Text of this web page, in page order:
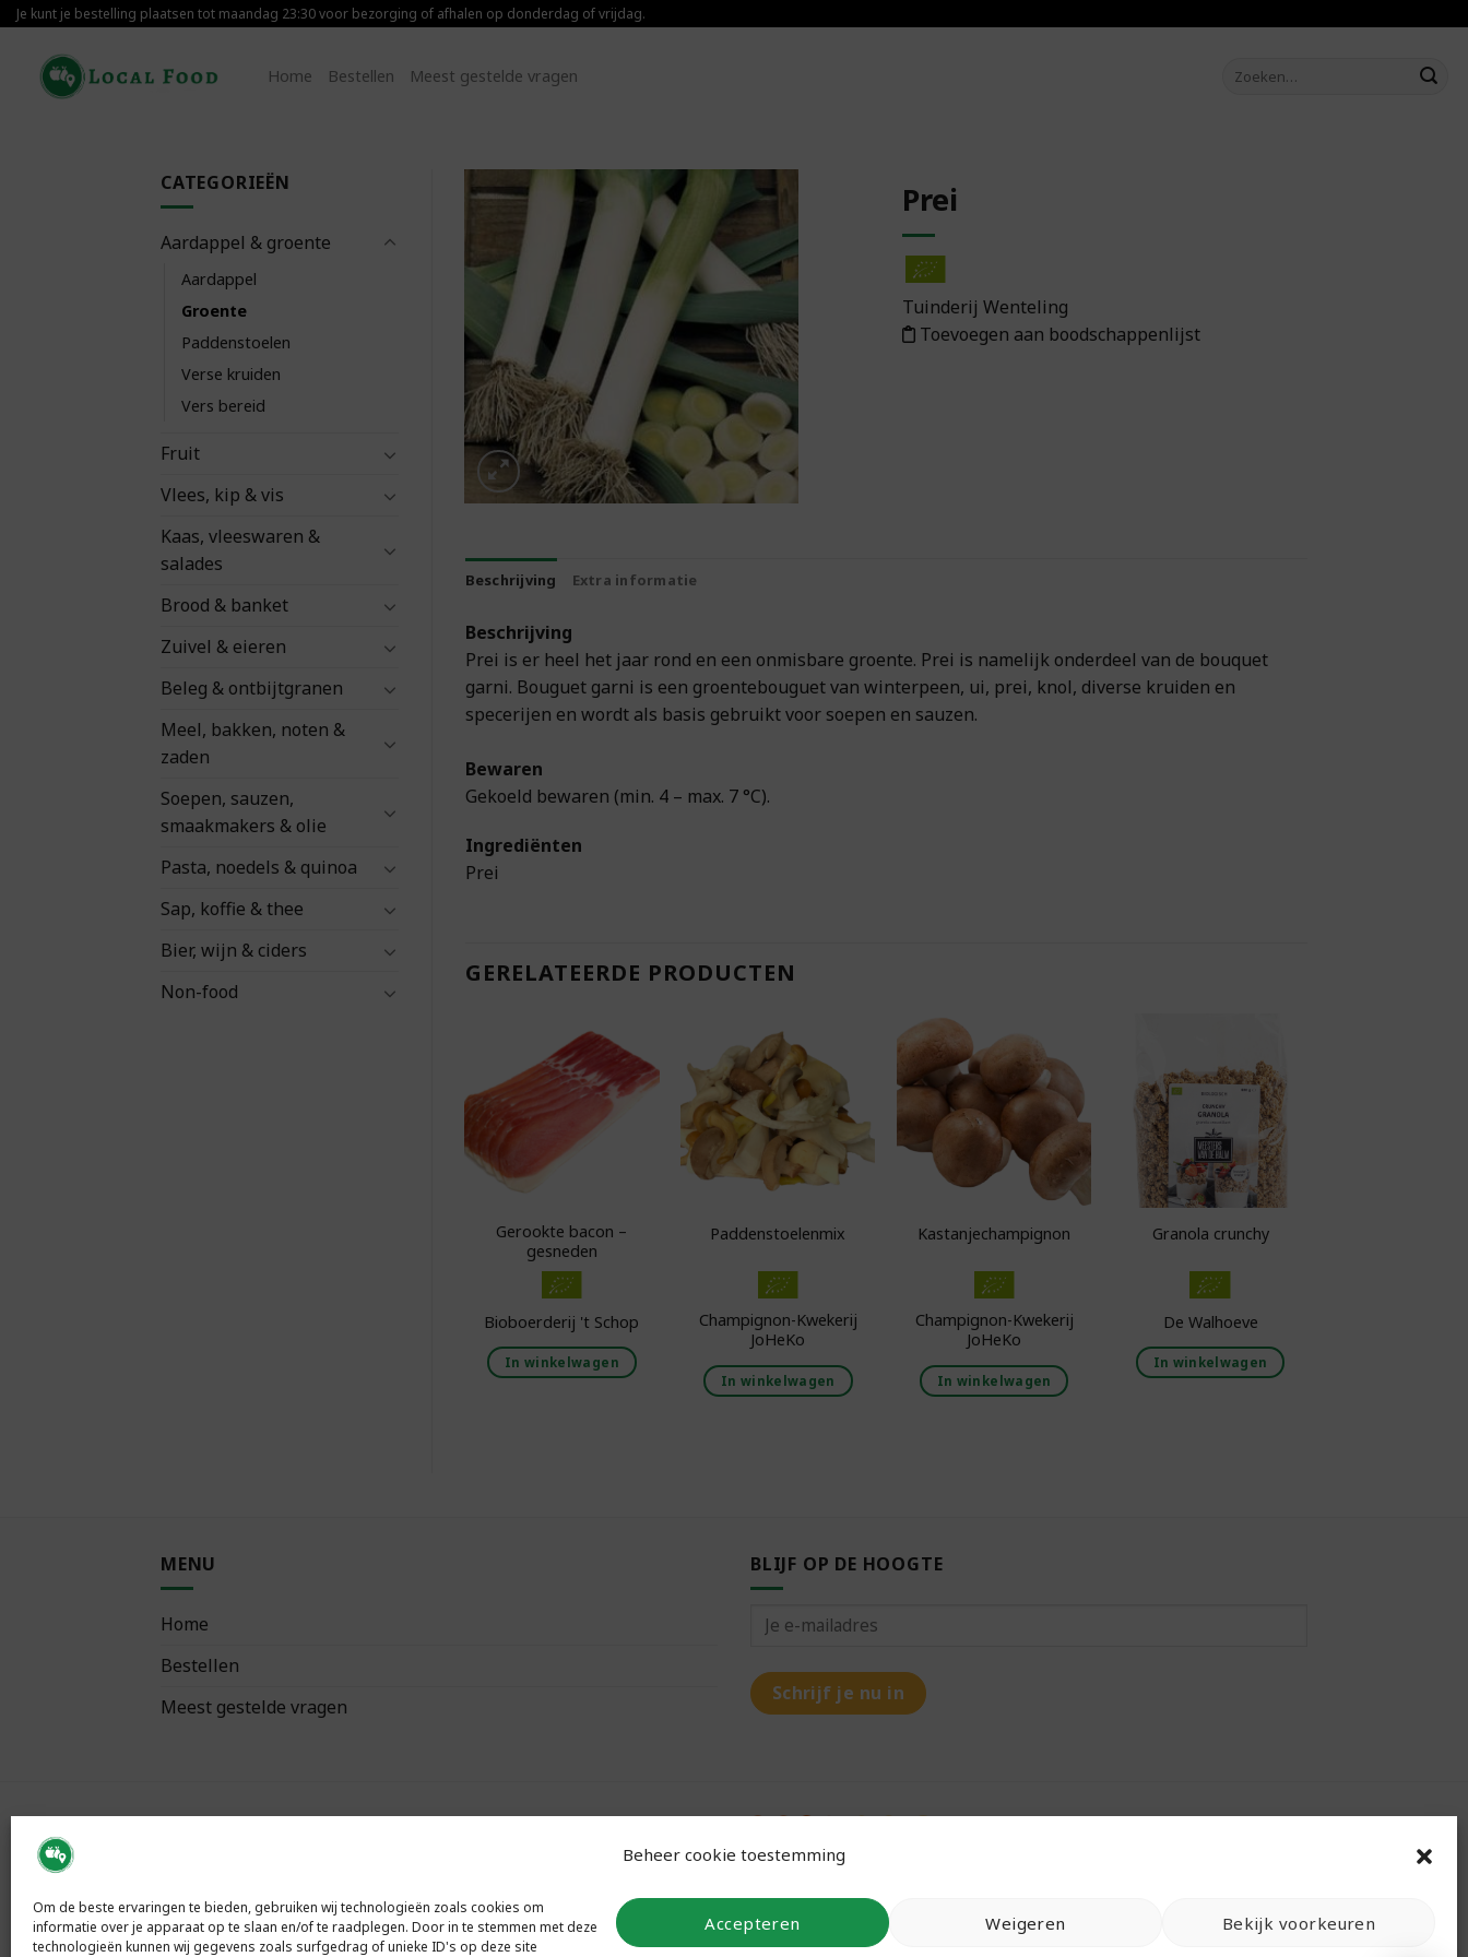
Beheer cookie toestemming
Om de beste ervaringen te bieden, gebruiken wij technologieën zoals cookies om
informatie over je apparaat op te slaan en/of te raadplegen. Door in te stemmen met deze
technologieën kunnen wij gegevens zoals surfgedrag of unieke ID's op deze site
Accepteren Weigeren Bekijk voorkeuren
Skip
content
Je kunt je bestelling plaatsen tot maandag 23:30 voor bezorging of afhalen op donderdag of vrijdag.
Home Bestellen Meest gestelde vragen
Zoeken
CATEGORIEËN
Aardappel & groente
Aardappel
Groente
Paddenstoelen
Verse kruiden
Vers bereid
Fruit
Vlees, kip & vis
Kaas, vleeswaren &
salades
Brood & banket
Zuivel & eieren
Beleg & ontbijtgranen
Meel, bakken, noten &
zaden
Soepen, sauzen,
smaakmakers & olie
Pasta, noedels & quinoa
Sap, koffie & thee
Bier, wijn & ciders
Non-food
Toevoegen aan
boodschappenlijst
Prei
Tuinderij Wenteling
Toevoegen aan boodschappenlijst
Beschrijving Extra informatie
Beschrijving
Prei is er heel het jaar rond en een onmisbare groente. Prei is namelijk onderdeel van de bouquet
garni. Bouguet garni is een groentebouguet van winterpeen, ui, prei, knol, diverse kruiden en
specerijen en wordt als basis gebruikt voor soepen en sauzen.
Bewaren
Gekoeld bewaren (min. 4 – max. 7 °C).
Ingrediënten
Prei
GERELATEERDE PRODUCTEN
Toevoegen aan
boodschappenlijst
Gerookte bacon –
gesneden
Bioboerderij 't Schop
In winkelwagen
Toevoegen aan
boodschappenlijst
Paddenstoelenmix
Champignon-Kwekerij
JoHeKo
In winkelwagen
Toevoegen aan
boodschappenlijst
Kastanjechampignon
Champignon-Kwekerij
JoHeKo
In winkelwagen
Toevoegen aan
boodschappenlijst
Granola crunchy
De Walhoeve
In winkelwagen
MENU
Home
Bestellen
Meest gestelde vragen
BLIJF OP DE HOOGTE